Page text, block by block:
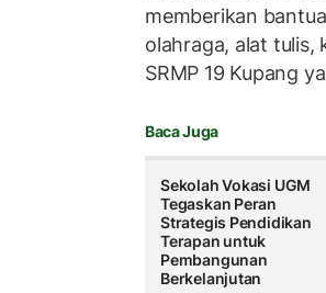
memberikan
olahraga, alat tulis,
SRMP 19 Kupang
Baca Juga
Sekolah Vokasi UGM
Tegaskan Peran
Strategis Pendidikan
Terapan untuk
Pembangunan
Berkelanjutan